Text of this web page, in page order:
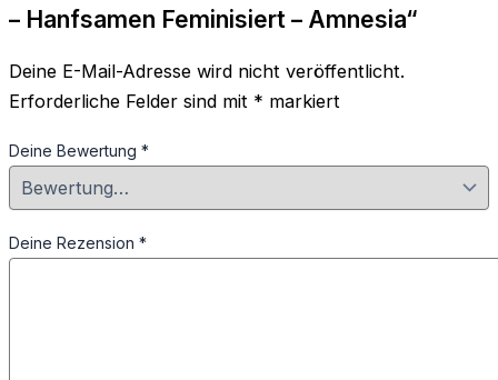
– Hanfsamen Feminisiert – Amnesia“
Deine E-Mail-Adresse wird nicht veröffentlicht.
Erforderliche Felder sind mit * markiert
Deine Bewertung *
Deine Rezension *